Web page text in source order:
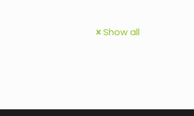
Show all